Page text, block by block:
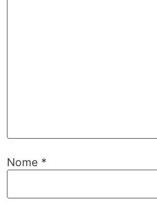
Nome *